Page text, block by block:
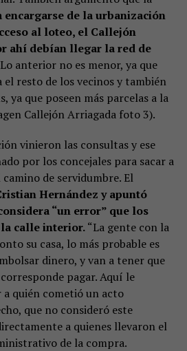
de la urbanización
al loteo, el Callejón
ahí debían llegar la red de
anterior no es menor, ya que
el resto de los vecinos y también
ya que poseen más parcelas a la
Callejón Arriagada foto 3).
vinieron las consultas y ese
por los concejales para sacar a
de servidumbre. El
Hernández y apuntó
“un error” que los
calle interior.“La gente con la
su casa, lo más probable es
dinero, y van a tener que
pagar. Aquí le
quién cometió un acto
que no consideró este
a quienes llevaron el
de la compra.